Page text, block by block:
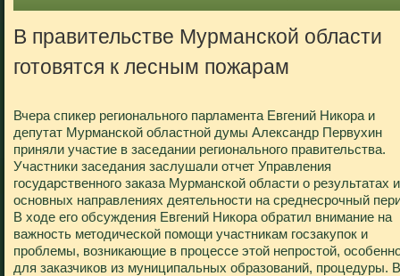
В правительстве Мурманской области
готовятся к лесным пожарам
Вчера спикер регионального парламента Евгений Никора и
депутат Мурманской областной думы Александр Первухин
приняли участие в заседании регионального правительства.
Участники заседания заслушали отчет Управления
государственного заказа Мурманской области о результатах и
основных направлениях деятельности на среднесрочный
В ходе его обсуждения Евгений Никора обратил внимание на
важность методической помощи участникам госзакупок и
проблемы, возникающие в процессе этой непростой,
для заказчиков из муниципальных образований, процедуры. В